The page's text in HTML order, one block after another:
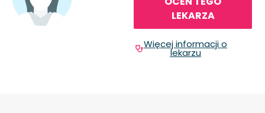
LEKARZA
Więcej informacji o
lekarzu